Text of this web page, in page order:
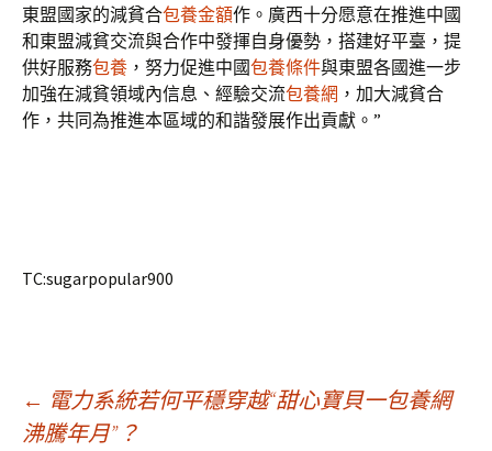
東盟國家的減貧合包養金額作。廣西十分愿意在推進中國
和東盟減貧交流與合作中發揮自身優勢，搭建好平臺，提
供好服務包養 ，努力促進中國包養條件與東盟各國進一步
加強在減貧領域內信息、經驗交流包養網 ，加大減貧合
作，共同為推進本區域的和諧發展作出貢獻。”
TC:sugarpopular900
文
← 電力系統若何平穩穿越“甜心寶貝一包養網
沸騰年月”？